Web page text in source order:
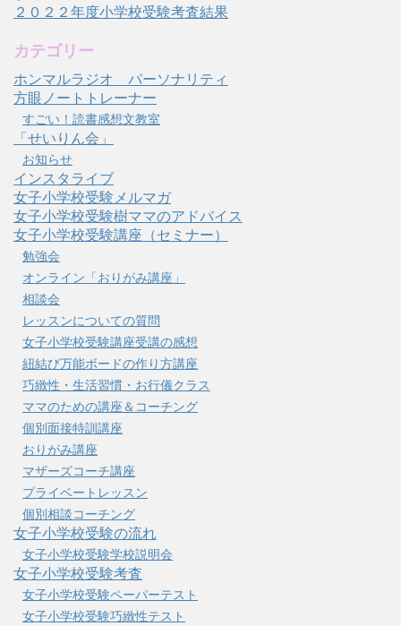
２０２２年度小学校受験考査結果
カテゴリー
ホンマルラジオ パーソナリティ
方眼ノートトレーナー
すごい！読書感想文教室
「せいりん会」
お知らせ
インスタライブ
女子小学校受験メルマガ
女子小学校受験樹ママのアドバイス
女子小学校受験講座（セミナー）
勉強会
オンライン「おりがみ講座」
相談会
レッスンについての質問
女子小学校受験講座受講の感想
紐結び万能ボードの作り方講座
巧緻性・生活習慣・お行儀クラス
ママのための講座＆コーチング
個別面接特訓講座
おりがみ講座
マザーズコーチ講座
プライベートレッスン
個別相談コーチング
女子小学校受験の流れ
女子小学校受験学校説明会
女子小学校受験考査
女子小学校受験ペーパーテスト
女子小学校受験巧緻性テスト